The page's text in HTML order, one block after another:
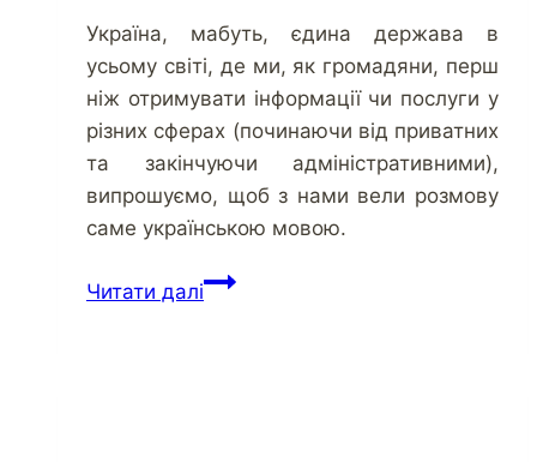
Україна, мабуть, єдина держава в
усьому світі, де ми, як громадяни, перш
ніж отримувати інформації чи послуги у
різних сферах (починаючи від приватних
та закінчуючи адміністративними),
випрошуємо, щоб з нами вели розмову
саме українською мовою.
Читати даліПро